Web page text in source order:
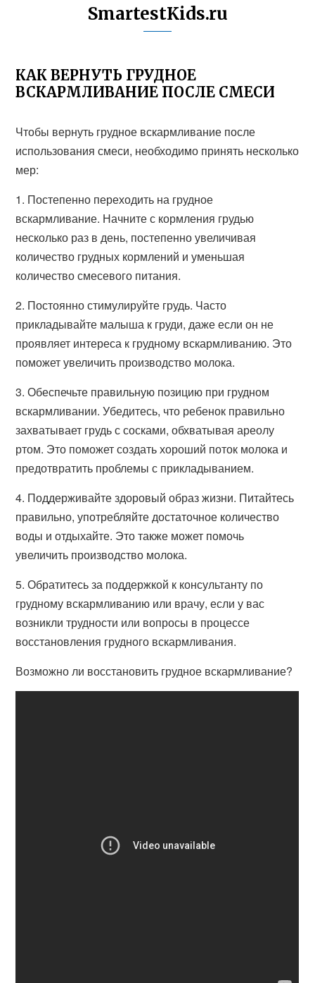
SmartestKids.ru
КАК ВЕРНУТЬ ГРУДНОЕ
ВСКАРМЛИВАНИЕ ПОСЛЕ СМЕСИ
Чтобы вернуть грудное вскармливание после
использования смеси, необходимо принять несколько
мер:
1. Постепенно переходить на грудное
вскармливание. Начните с кормления грудью
несколько раз в день, постепенно увеличивая
количество грудных кормлений и уменьшая
количество смесевого питания.
2. Постоянно стимулируйте грудь. Часто
прикладывайте малыша к груди, даже если он не
проявляет интереса к грудному вскармливанию. Это
поможет увеличить производство молока.
3. Обеспечьте правильную позицию при грудном
вскармливании. Убедитесь, что ребенок правильно
захватывает грудь с сосками, обхватывая ареолу
ртом. Это поможет создать хороший поток молока и
предотвратить проблемы с прикладыванием.
4. Поддерживайте здоровый образ жизни. Питайтесь
правильно, употребляйте достаточное количество
воды и отдыхайте. Это также может помочь
увеличить производство молока.
5. Обратитесь за поддержкой к консультанту по
грудному вскармливанию или врачу, если у вас
возникли трудности или вопросы в процессе
восстановления грудного вскармливания.
Возможно ли восстановить грудное вскармливание?